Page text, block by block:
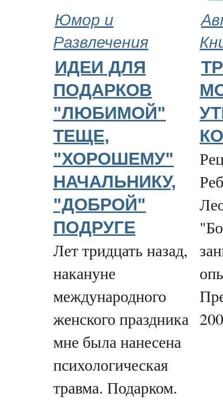
Юмор и
Развлечения
ИДЕИ ДЛЯ
ПОДАРКОВ
"ЛЮБИМОЙ"
ТЕЩЕ,
"ХОРОШЕМУ"
НАЧАЛЬНИКУ,
"ДОБРОЙ"
ПОДРУГЕ
Лет тридцать назад,
накануне
международного
женского праздника
мне была нанесена
психологическая
травма. Подарком.